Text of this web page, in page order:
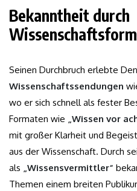
Bekanntheit durch
Seinen Durchbruch erlebte
Wissenschaftssendungen
wo er sich schnell als fester
Formaten wie „Wissen vor
mit großer Klarheit und
aus der Wissenschaft. Durch
als „Wissensvermittler“
Themen einem breiten